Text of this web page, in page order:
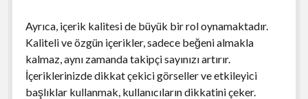
Ayrıca, içerik kalitesi de büyük bir rol oynamaktadır.
Kaliteli ve özgün içerikler, sadece beğeni almakla
kalmaz, aynı zamanda takipçi sayınızı artırır.
İçeriklerinizde dikkat çekici görseller ve etkileyici
başlıklar kullanmak, kullanıcıların dikkatini çeker.